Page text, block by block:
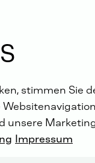
stimmen Sie
unsere
Impressum